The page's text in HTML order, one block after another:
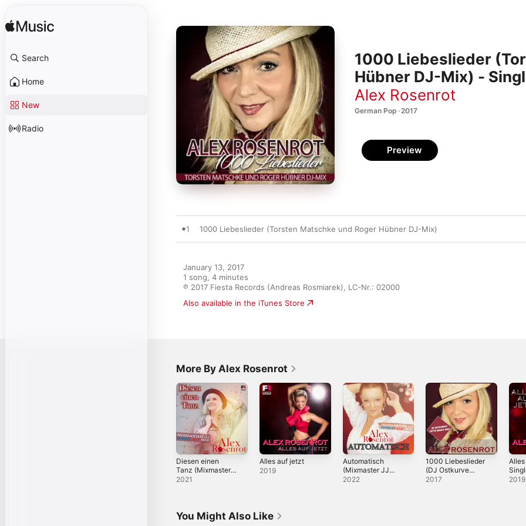
Search
Home
New
Radio
1000 Liebeslieder
Hübner DJ-Mix) -
Alex Rosenrot
German Pop · 2017
Preview
1 1000 Liebeslieder (Torsten Matschke und Roger Hübner DJ-Mix)
January 13, 2017
1 song, 4 minutes
℗ 2017 Fiesta Records (Andreas Rosmiarek), LC-Nr.: 02000
Also available in the iTunes Store
More By Alex Rosenrot
Diesen einen
Tanz (Mixmaster
JJ Dancefox Mix)
2021
Alles auf jetzt
2019
Automatisch
(Mixmaster JJ
Dancefox Mix) -
2022
1000 Liebeslieder
(DJ Ostkurve
Fette Beats Mix) -
2017
2019
You Might Also Like